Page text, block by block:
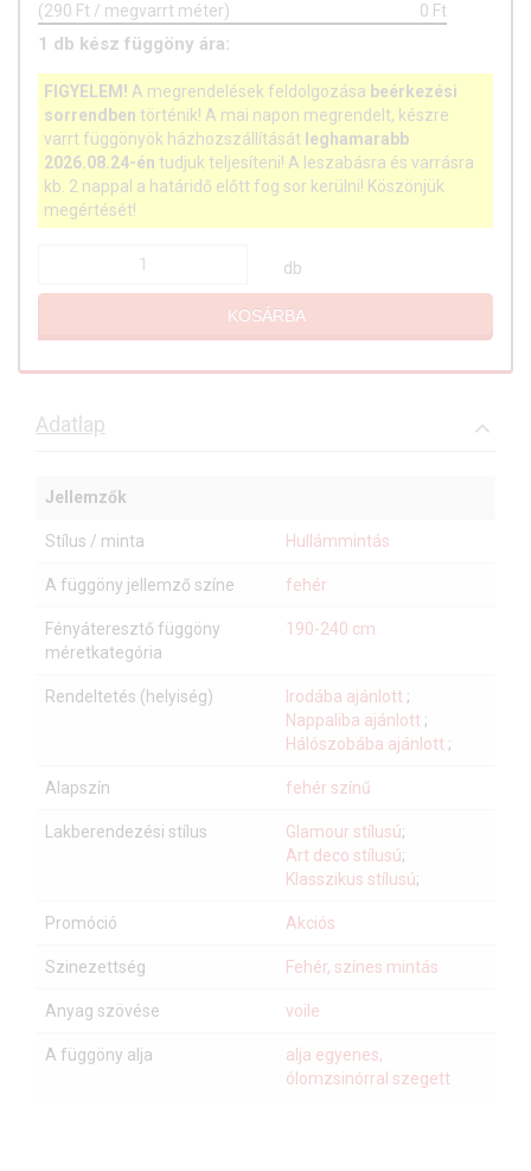
(290 Ft / megvarrt méter)
0 Ft
1 db kész függöny ára:
FIGYELEM! A megrendelések feldolgozása beérkezési
sorrendben történik! A mai napon megrendelt, készre
varrt függönyök házhozszállítását leghamarabb
2026.08.24-én tudjuk teljesíteni! A leszabásra és varrásra
kb. 2 nappal a határidő előtt fog sor kerülni! Köszönjük
megértését!
db
KOSÁRBA
Adatlap
Jellemzők
Stílus / minta Hullámmintás
A függöny jellemző színe fehér
Fényáteresztő függöny
méretkategória
190-240 cm
Rendeltetés (helyiség) Irodába ajánlott ;
Nappaliba ajánlott ;
Hálószobába ajánlott ;
Alapszín fehér színű
Lakberendezési stílus Glamour stílusú;
Art deco stílusú;
Klasszikus stílusú;
Promóció Akciós
Szinezettség Fehér, színes mintás
Anyag szövése voile
A függöny alja
alja egyenes,
ólomzsinórral szegett